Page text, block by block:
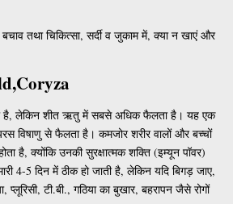
तथा चिकित्सा, सर्दी व जुकाम में, क्या न खाएं और
है, लेकिन शीत ऋतु में सबसे अधिक फैलता है। यह एक
विषाणु से फैलता है। कमजोर शरीर वालों और बच्चों
है, क्योंकि उनकी सुरक्षात्मक शक्ति (इम्यून पॉवर)
4-5 दिन में ठीक हो जाती है, लेकिन यदि बिगड़ जाए,
प्लूरिसी, टी.बी., गठिया का बुखार, बहरापन जैसे रोगों